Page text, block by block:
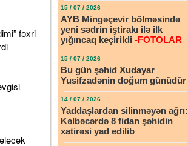
fəxri
15 / 07 / 2026
AYB Mingəçevir bölməsində
yeni sədrin iştirakı ilə ilk
yığıncaq keçirildi -FOTOLAR
15 / 07 / 2026
Bu gün şəhid Xudayar
Yusifzadənin doğum günüdür
14 / 07 / 2026
Yaddaşlardan silinməyən ağrı:
Kəlbəcərdə 8 fidan şəhidin
xatirəsi yad edilib